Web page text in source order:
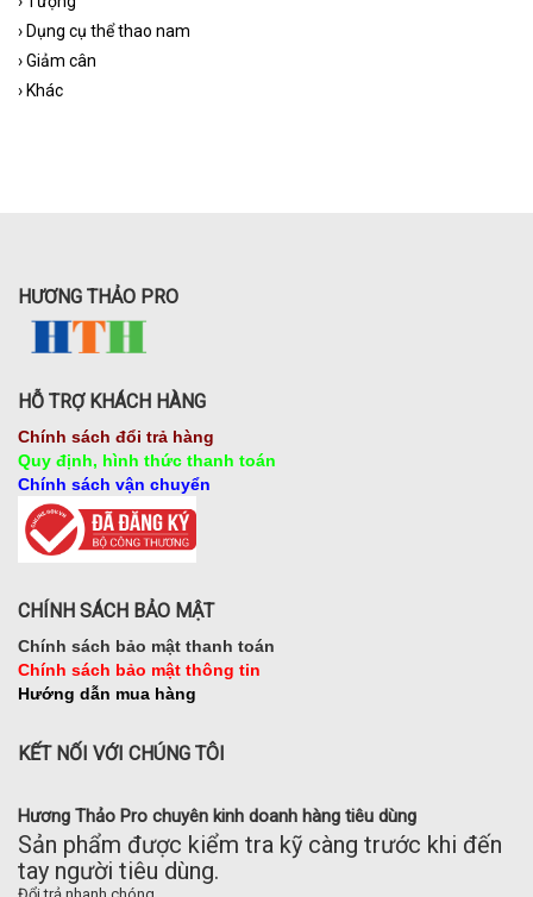
Hương Thảo Pro chuyên kinh doanh hàng tiêu dùng
Sản phẩm được kiểm tra kỹ càng trước khi đến
tay người tiêu dùng.
› Dụng cụ thể thao nam
›Giảm cân
› Khác
HƯƠNG THẢO PRO
HỖ TRỢ KHÁCH HÀNG
Chính sách đổi trả hàng
Quy định, hình thức thanh toán
Chính sách vận chuyển
CHÍNH SÁCH BẢO MẬT
Chính sách bảo mật thanh toán
Chính sách bảo mật thông tin
Hướng dẫn mua hàng
KẾT NỐI VỚI CHÚNG TÔI